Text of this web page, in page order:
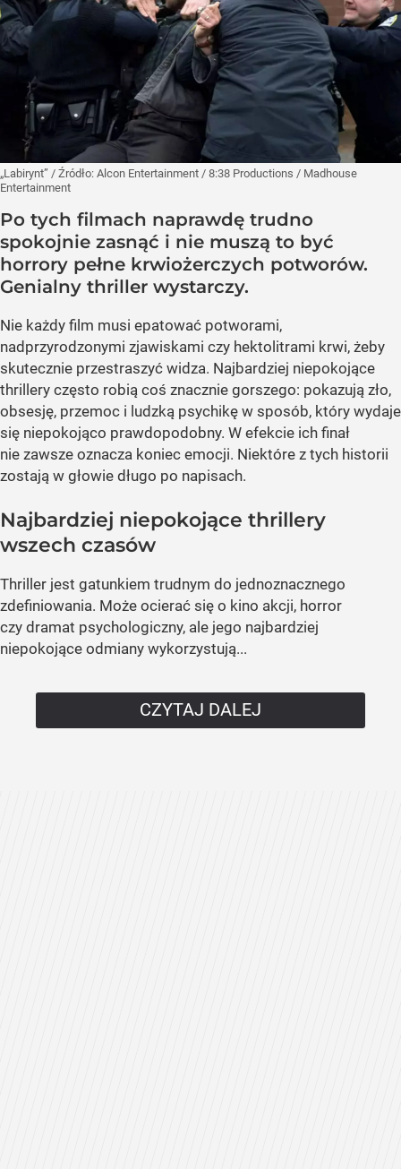
„Labirynt” / Źródło: Alcon Entertainment / 8:38 Productions / Madhouse
Entertainment
Po tych filmach naprawdę trudno
spokojnie zasnąć i nie muszą to być
horrory pełne krwiożerczych potworów.
Genialny thriller wystarczy.
Nie każdy film musi epatować potworami,
nadprzyrodzonymi zjawiskami czy hektolitrami krwi, żeby
skutecznie przestraszyć widza. Najbardziej niepokojące
thrillery często robią coś znacznie gorszego: pokazują zło,
obsesję, przemoc i ludzką psychikę w sposób, który wydaje
się niepokojąco prawdopodobny. W efekcie ich finał
nie zawsze oznacza koniec emocji. Niektóre z tych historii
zostają w głowie długo po napisach.
Najbardziej niepokojące thrillery
wszech czasów
Thriller jest gatunkiem trudnym do jednoznacznego
zdefiniowania. Może ocierać się o kino akcji, horror
czy dramat psychologiczny, ale jego najbardziej
niepokojące odmiany wykorzystują...
CZYTAJ DALEJ